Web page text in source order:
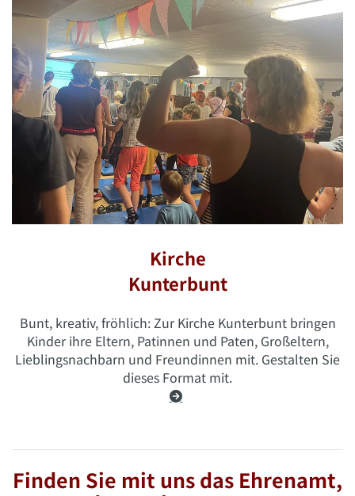
Kirche
Kunterbunt
Bunt, kreativ, fröhlich: Zur Kirche Kunterbunt bringen
Kinder ihre Eltern, Patinnen und Paten, Großeltern,
Lieblingsnachbarn und Freundinnen mit. Gestalten Sie
dieses Format mit.

Finden Sie mit uns das Ehrenamt,